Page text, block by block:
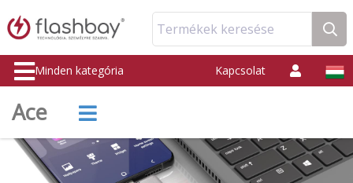
Termékek keresése
Minden kategória Kapcsolat
Ace